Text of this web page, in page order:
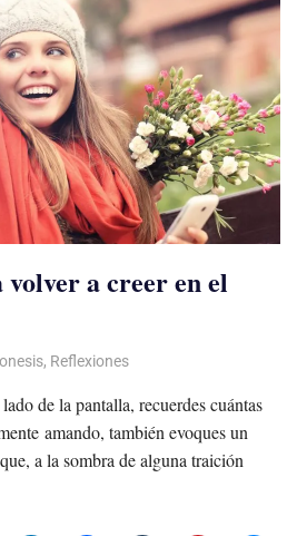
volver a creer en el
Poco, Reflexiones
de la pantalla, recuerdes cuántas
amando, también evoques un
a la sombra de alguna traición